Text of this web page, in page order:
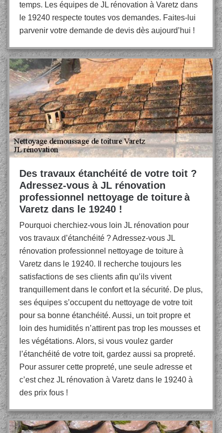
temps. Les équipes de JL rénovation à Varetz dans
le 19240 respecte toutes vos demandes. Faites-lui
parvenir votre demande de devis dès aujourd’hui !
Des travaux étanchéité de votre toit ?
Adressez-vous à JL rénovation
professionnel nettoyage de toiture à
Varetz dans le 19240 !
Pourquoi cherchiez-vous loin JL rénovation pour
vos travaux d’étanchéité ? Adressez-vous JL
rénovation professionnel nettoyage de toiture à
Varetz dans le 19240. Il recherche toujours les
satisfactions de ses clients afin qu’ils vivent
tranquillement dans le confort et la sécurité. De plus,
ses équipes s’occupent du nettoyage de votre toit
pour sa bonne étanchéité. Aussi, un toit propre et
loin des humidités n’attirent pas trop les mousses et
les végétations. Alors, si vous voulez garder
l’étanchéité de votre toit, gardez aussi sa propreté.
Pour assurer cette propreté, une seule adresse et
c’est chez JL rénovation à Varetz dans le 19240 à
des prix fous !